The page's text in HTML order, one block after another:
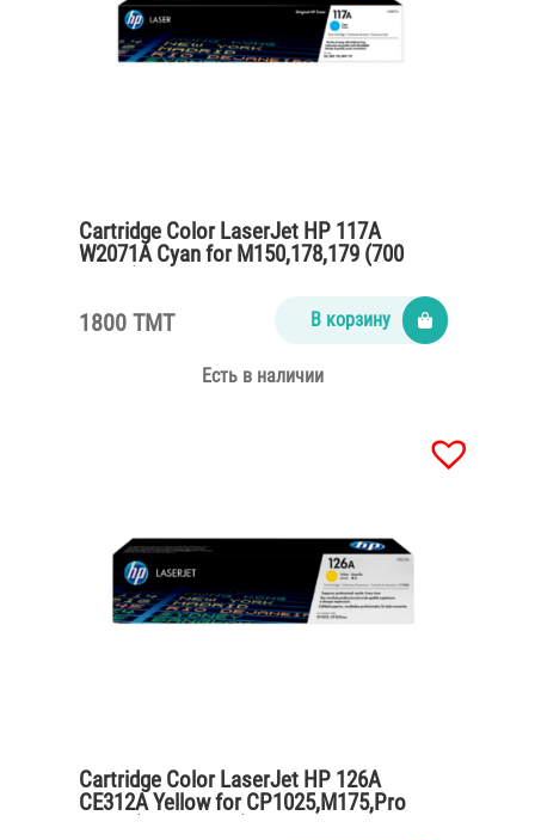
Cartridge Color LaserJet HP 117A
W2071A Cyan for M150,178,179 (700
1800 TMT В корзину
Есть в наличии
Cartridge Color LaserJet HP 126A
CE312A Yellow for CP1025,M175,Pro